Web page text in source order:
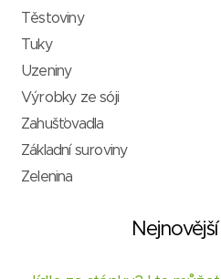
Těstoviny
Tuky
Uzeniny
Výrobky ze sóji
Zahušťovadla
Základní suroviny
Zelenina